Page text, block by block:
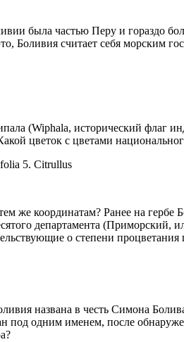
была частью Перу и гораздо
Боливия считает себя морским
(Wiphala, исторический флаг
цветок с цветами нацио
5. Citrullus
же координатам? Ранее на
департамента (Приморский,
о степени процветания
названа в честь Симона
одним именем, после